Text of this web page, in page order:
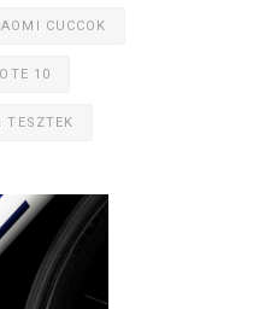
CUCCOK
10
TESZTEK